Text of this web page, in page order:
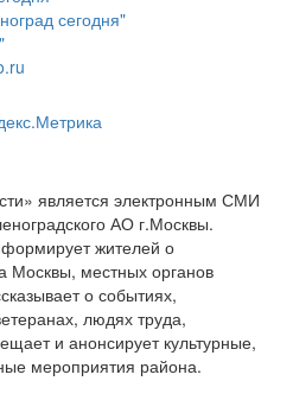
сегодня"
является электронным СМИ
АО г.Москвы.
жителей о
Москвы, местных органов
о событиях,
людях труда,
и анонсирует культурные,
мероприятия района.